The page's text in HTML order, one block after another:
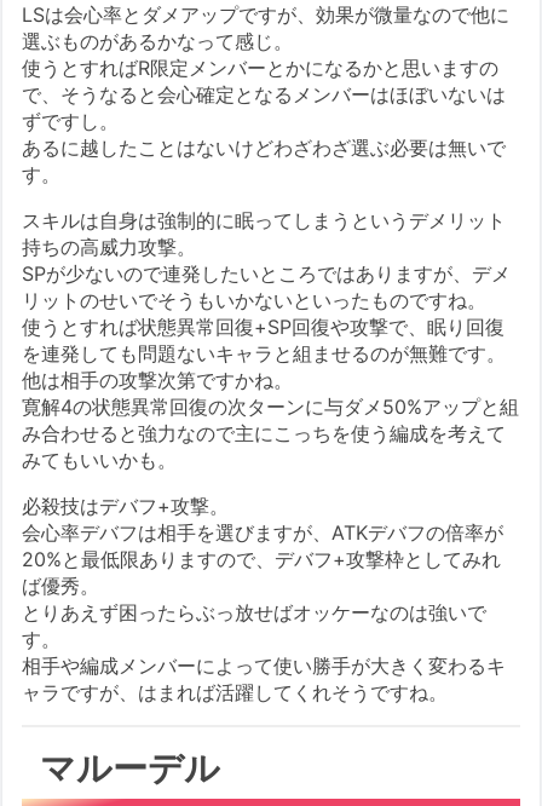
LSは会心率とダメアップですが、効果が微量なので他に
選ぶものがあるかなって感じ。
使うとすればR限定メンバーとかになるかと思いますの
で、そうなると会心確定となるメンバーはほぼいないは
ずですし。
あるに越したことはないけどわざわざ選ぶ必要は無いで
す。
スキルは自身は強制的に眠ってしまうというデメリット
持ちの高威力攻撃。
SPが少ないので連発したいところではありますが、デメ
リットのせいでそうもいかないといったものですね。
使うとすれば状態異常回復+SP回復や攻撃で、眠り回復
を連発しても問題ないキャラと組ませるのが無難です。
他は相手の攻撃次第ですかね。
寛解4の状態異常回復の次ターンに与ダメ50%アップと組
み合わせると強力なので主にこっちを使う編成を考えて
みてもいいかも。
必殺技はデバフ+攻撃。
会心率デバフは相手を選びますが、ATKデバフの倍率が
20%と最低限ありますので、デバフ+攻撃枠としてみれ
ば優秀。
とりあえず困ったらぶっ放せばオッケーなのは強いで
す。
相手や編成メンバーによって使い勝手が大きく変わるキ
ャラですが、はまれば活躍してくれそうですね。
マルーデル